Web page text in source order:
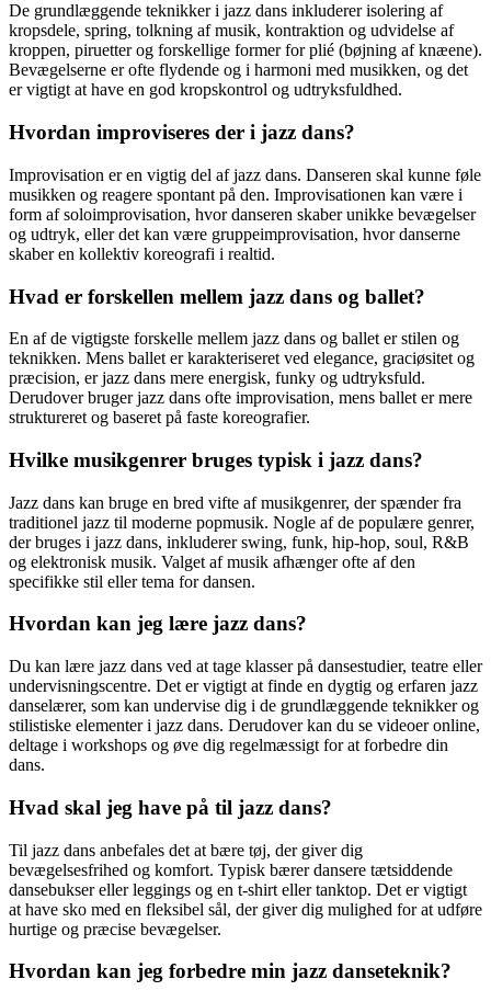
De grundlæggende teknikker i jazz dans inkluderer isolering af
kropsdele, spring, tolkning af musik, kontraktion og udvidelse af
kroppen, piruetter og forskellige former for plié (bøjning af knæene).
Bevægelserne er ofte flydende og i harmoni med musikken, og det
er vigtigt at have en god kropskontrol og udtryksfuldhed.
Hvordan improviseres der i jazz dans?
Improvisation er en vigtig del af jazz dans. Danseren skal kunne føle
musikken og reagere spontant på den. Improvisationen kan være i
form af soloimprovisation, hvor danseren skaber unikke bevægelser
og udtryk, eller det kan være gruppeimprovisation, hvor danserne
skaber en kollektiv koreografi i realtid.
Hvad er forskellen mellem jazz dans og ballet?
En af de vigtigste forskelle mellem jazz dans og ballet er stilen og
teknikken. Mens ballet er karakteriseret ved elegance, graciøsitet og
præcision, er jazz dans mere energisk, funky og udtryksfuld.
Derudover bruger jazz dans ofte improvisation, mens ballet er mere
struktureret og baseret på faste koreografier.
Hvilke musikgenrer bruges typisk i jazz dans?
Jazz dans kan bruge en bred vifte af musikgenrer, der spænder fra
traditionel jazz til moderne popmusik. Nogle af de populære genrer,
der bruges i jazz dans, inkluderer swing, funk, hip-hop, soul, R&B
og elektronisk musik. Valget af musik afhænger ofte af den
specifikke stil eller tema for dansen.
Hvordan kan jeg lære jazz dans?
Du kan lære jazz dans ved at tage klasser på dansestudier, teatre eller
undervisningscentre. Det er vigtigt at finde en dygtig og erfaren jazz
danselærer, som kan undervise dig i de grundlæggende teknikker og
stilistiske elementer i jazz dans. Derudover kan du se videoer online,
deltage i workshops og øve dig regelmæssigt for at forbedre din
dans.
Hvad skal jeg have på til jazz dans?
Til jazz dans anbefales det at bære tøj, der giver dig
bevægelsesfrihed og komfort. Typisk bærer dansere tætsiddende
dansebukser eller leggings og en t-shirt eller tanktop. Det er vigtigt
at have sko med en fleksibel sål, der giver dig mulighed for at udføre
hurtige og præcise bevægelser.
Hvordan kan jeg forbedre min jazz danseteknik?